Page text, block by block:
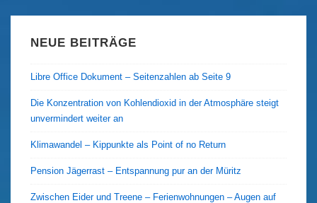
NEUE BEITRÄGE
Libre Office Dokument – Seitenzahlen ab Seite 9
Die Konzentration von Kohlendioxid in der Atmosphäre steigt
unvermindert weiter an
Klimawandel – Kippunkte als Point of no Return
Pension Jägerrast – Entspannung pur an der Müritz
Zwischen Eider und Treene – Ferienwohnungen – Augen auf